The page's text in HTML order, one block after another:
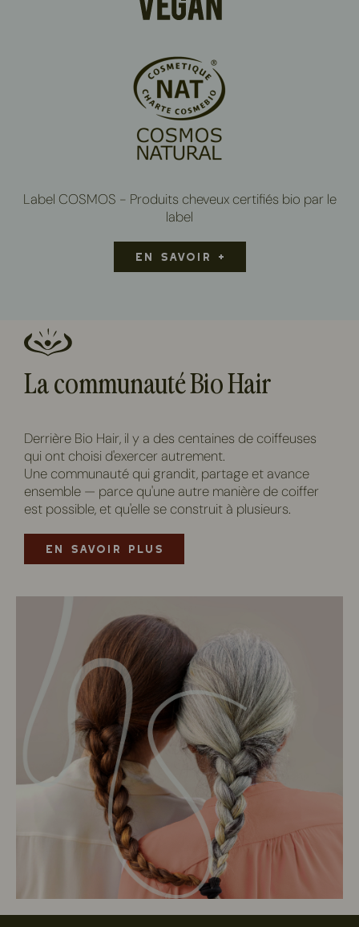
Label COSMOS - Produits cheveux certifiés bio par le
label
EN SAVOIR +
La communauté Bio Hair
Derrière Bio Hair, il y a des centaines de coiffeuses
qui ont choisi d'exercer autrement.
Une communauté qui grandit, partage et avance
ensemble — parce qu'une autre manière de coiffer
est possible, et qu'elle se construit à plusieurs.
EN SAVOIR PLUS